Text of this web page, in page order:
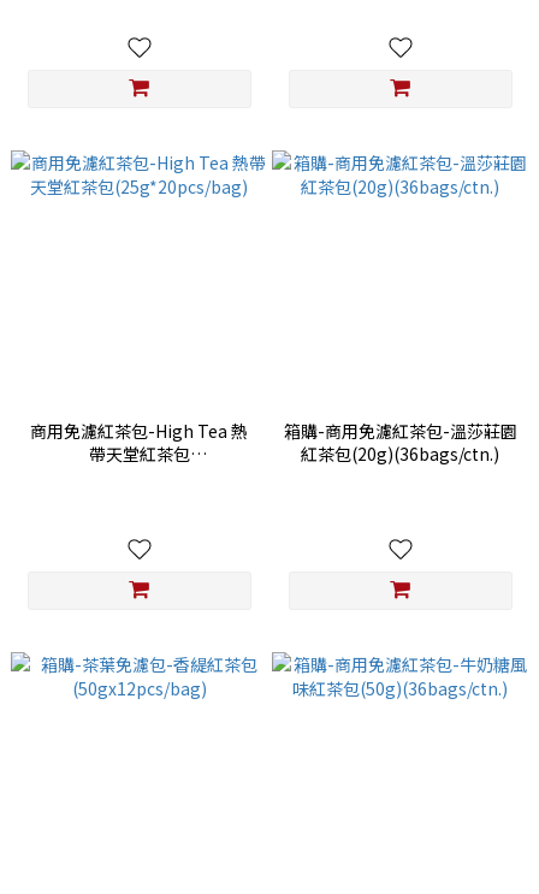
商用免濾紅茶包-High Tea 熱
帶天堂紅茶包
箱購-商用免濾紅茶包-溫莎莊園
紅茶包(20g)(36bags/ctn.)